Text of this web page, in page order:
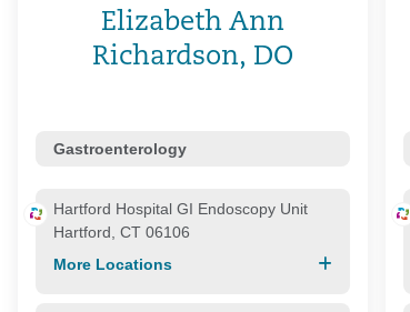
Elizabeth Ann
Richardson, DO
Gastroenterology
Hartford Hospital GI Endoscopy Unit
Hartford, CT 06106
More Locations